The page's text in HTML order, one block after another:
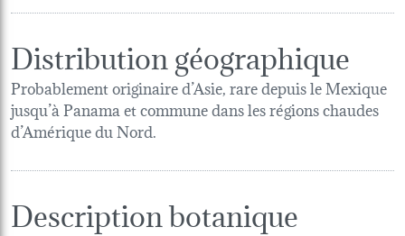
Distribution géographique
Probablement originaire d’Asie, rare depuis le Mexique
jusqu’à Panama et commune dans les régions chaudes
d’Amérique du Nord.
Description botanique